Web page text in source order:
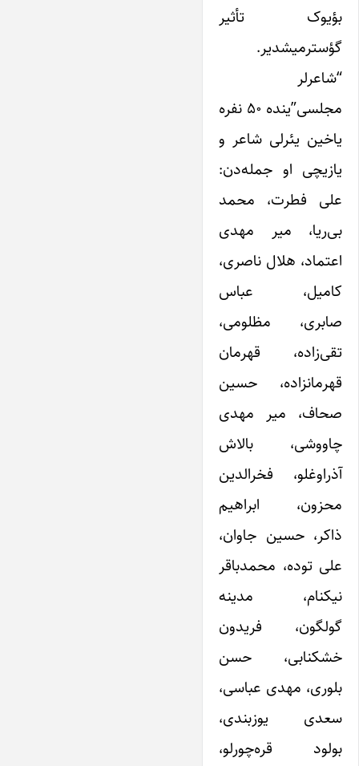
بؤیوک تأثیر
گؤسترمیشدیر.
“شاعرلر
مجلسی”ینده ۵۰ نفره
یاخین یئرلی شاعر و
یازیچی او جمله‌دن:
علی فطرت، محمد
بی‌ریا، میر مهدی
اعتماد، هلال ناصری،
کامیل، عباس
صابری، مظلومی،
تقی‌زاده، قهرمان
قهرمانزاده، حسین
صحاف، میر مهدی
چاووشی، بالاش
آذر‌اوغلو، فخرالدین
محزون، ابراهیم
ذاکر، حسین جاوان،
علی توده، محمدباقر
نیکنام، مدینه
گولگون، فریدون
خشکنابی، حسن
بلوری، مهدی عباسی،
سعدی یوزبندی،
بولود قره‌چورلو،